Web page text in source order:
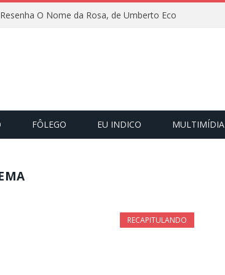
Resenha O Nome da Rosa, de Umberto Eco
FÔLEGO EU INDICO MULTIMÍDIA
RECAPITULANDO